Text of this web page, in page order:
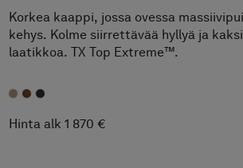
Korkea kaappi, jossa ovessa
kehys. Kolme siirrettävää hyllyä ja kaksi
laatikkoa. TX Top Extreme™.
Hinta alk 1 870 €